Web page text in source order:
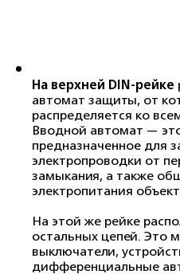
На верхней DIN-рейке
автомат защиты, от
распределяется ко
Вводной автомат —
предназначенное для
электропроводки от
замыкания, а также
электропитания
На этой же рейке
остальных цепей. Это
выключатели,
дифференциальные